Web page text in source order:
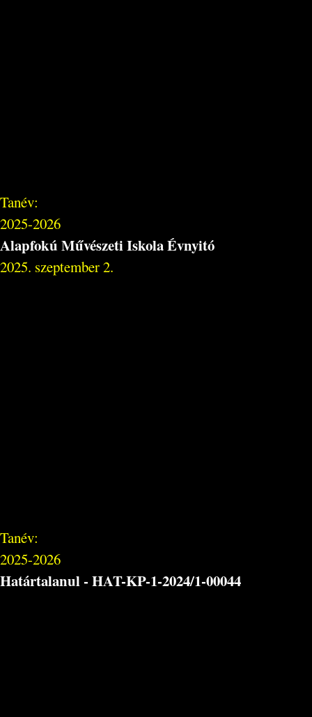
Tanév:
2025-2026
Alapfokú Művészeti Iskola Évnyitó
2025. szeptember 2.
Tanév:
2025-2026
Határtalanul - HAT-KP-1-2024/1-00044